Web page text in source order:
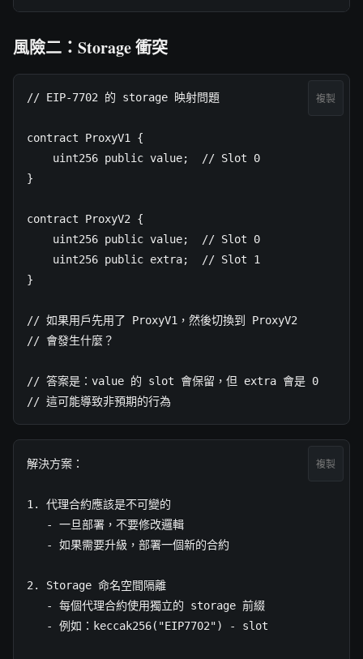
風險二：Storage 衝突
// EIP-7702 的 storage 映射問題
contract ProxyV1 {
    uint256 public value;  // Slot 0
}
contract ProxyV2 {
    uint256 public value;  // Slot 0
    uint256 public extra;  // Slot 1
}
// 如果用戶先用了 ProxyV1，然後切換到 ProxyV2
// 會發生什麼？
// 答案是：value 的 slot 會保留，但 extra 會是 0
// 這可能導致非預期的行為
複製
解決方案：
1. 代理合約應該是不可變的
   - 一旦部署，不要修改邏輯
   - 如果需要升級，部署一個新的合約
2. Storage 命名空間隔離
   - 每個代理合約使用獨立的 storage 前綴
   - 例如：keccak256("EIP7702") - slot
複製